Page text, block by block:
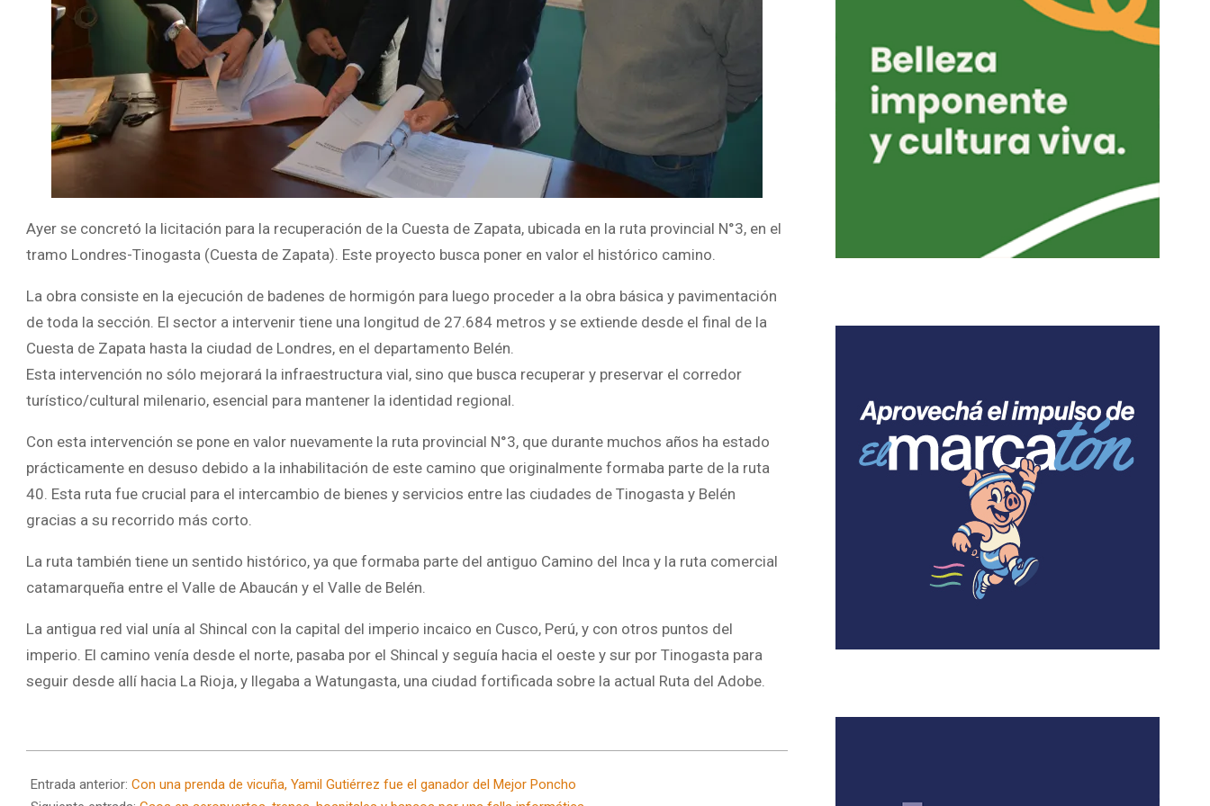
Ayer se concretó la licitación para la recuperación de la Cuesta de Zapata, ubicada en la ruta provincial N°3, en el
tramo Londres-Tinogasta (Cuesta de Zapata). Este proyecto busca poner en valor el histórico camino.
La obra consiste en la ejecución de badenes de hormigón para luego proceder a la obra básica y pavimentación
de toda la sección. El sector a intervenir tiene una longitud de 27.684 metros y se extiende desde el final de la
Cuesta de Zapata hasta la ciudad de Londres, en el departamento Belén.
Esta intervención no sólo mejorará la infraestructura vial, sino que busca recuperar y preservar el corredor
turístico/cultural milenario, esencial para mantener la identidad regional.
Con esta intervención se pone en valor nuevamente la ruta provincial N°3, que durante muchos años ha estado
prácticamente en desuso debido a la inhabilitación de este camino que originalmente formaba parte de la ruta
40. Esta ruta fue crucial para el intercambio de bienes y servicios entre las ciudades de Tinogasta y Belén
gracias a su recorrido más corto.
La ruta también tiene un sentido histórico, ya que formaba parte del antiguo Camino del Inca y la ruta comercial
catamarqueña entre el Valle de Abaucán y el Valle de Belén.
La antigua red vial unía al Shincal con la capital del imperio incaico en Cusco, Perú, y con otros puntos del
imperio. El camino venía desde el norte, pasaba por el Shincal y seguía hacia el oeste y sur por Tinogasta para
seguir desde allí hacia La Rioja, y llegaba a Watungasta, una ciudad fortificada sobre la actual Ruta del Adobe.
07-
Entrada anterior: Con una prenda de vicuña, Yamil Gutiérrez fue el ganador del Mejor Poncho